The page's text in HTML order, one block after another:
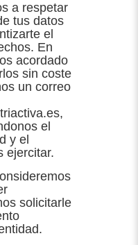
a respetar
tus datos
el
En
acordado
sin coste
un correo
el
y el
ejercitar.
solicitarle